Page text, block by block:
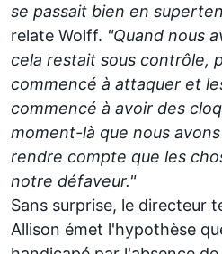
se passait bien en
relate Wolff. "Quand nous
cela restait sous contrôle,
commencé à attaquer et
commencé à avoir des
moment-là que nous
rendre compte que les
notre défaveur."
Sans surprise, le directeur
Allison émet l'hypothèse